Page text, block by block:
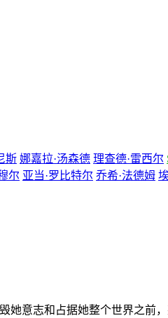
斯 娜嘉拉·汤森德 理查德·雷西尔
尔 亚当·罗比特尔 乔希·法德姆
意志和占据她整个世界之前